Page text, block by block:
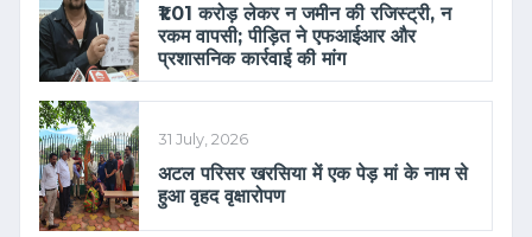
₹1.01 करोड़ लेकर न जमीन की रजिस्ट्री, न
रकम वापसी; पीड़ित ने एफआईआर और
प्रशासनिक कार्रवाई की मांग
31 July, 2026
अटल परिसर खरसिया में एक पेड़ मां के नाम से
हुआ वृहद वृक्षारोपण